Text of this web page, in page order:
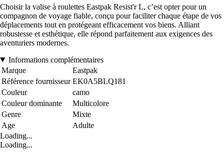
Choisir la valise à roulettes Eastpak Resist'r L, c’est opter pour un
compagnon de voyage fiable, conçu pour faciliter chaque étape de vos
déplacements tout en protégeant efficacement vos biens. Alliant
robustesse et esthétique, elle répond parfaitement aux exigences des
aventuriers modernes.
Informations complémentaires
Marque
Eastpak
Référence fournisseur EK0A5BLQ181
Couleur
camo
Couleur dominante
Multicolore
Genre
Mixte
Age
Adulte
Loading...
Loading...